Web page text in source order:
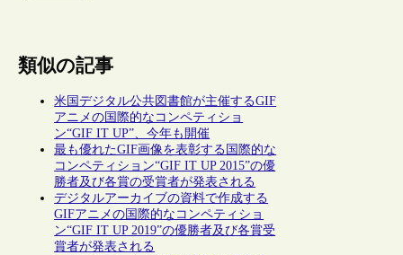
類似の記事
米国デジタル公共図書館が主催するGIF
アニメの国際的なコンペティショ
ン“GIF IT UP”、今年も開催
最も優れたGIF画像を表彰する国際的な
コンペティション“GIF IT UP 2015”の優
勝者及び各賞の受賞者が発表される
デジタルアーカイブの資料で作成する
GIFアニメの国際的なコンペティショ
ン“GIF IT UP 2019”の優勝者及び各賞受
賞者が発表される